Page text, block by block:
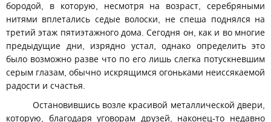
бородой, в которую, несмотря на возраст, серебряными
нитями вплетались седые волоски, не спеша поднялся на
третий этаж пятиэтажного дома. Сегодня он, как и во многие
предыдущие дни, изрядно устал, однако определить это
было возможно разве что по его лишь слегка потускневшим
серым глазам, обычно искрящимся огоньками неиссякаемой
радости и счастья.
Остановившись возле красивой металлической двери,
которую, благодаря уговорам друзей, наконец-то недавно